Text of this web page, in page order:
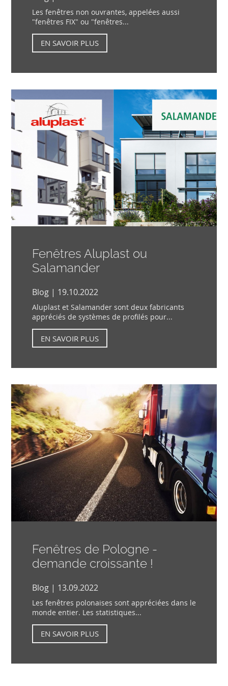
Les fenêtres non ouvrantes, appelées aussi
"fenêtres FIX" ou "fenêtres...
EN SAVOIR PLUS
Fenêtres Aluplast ou
Salamander
Blog | 19.10.2022
Aluplast et Salamander sont deux fabricants
appréciés de systèmes de profilés pour...
EN SAVOIR PLUS
Fenêtres de Pologne -
demande croissante !
Blog | 13.09.2022
Les fenêtres polonaises sont appréciées dans le
monde entier. Les statistiques...
EN SAVOIR PLUS